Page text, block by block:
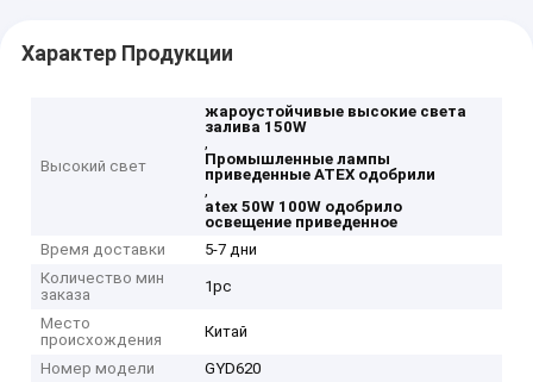
Характер Продукции
Высокий свет
жароустойчивые высокие света
залива 150W
,
Промышленные лампы
приведенные ATEX одобрили
,
atex 50W 100W одобрило
освещение приведенное
Время доставки
5-7 дни
Количество мин
заказа
1pc
Место
происхождения
Китай
Номер модели
GYD620